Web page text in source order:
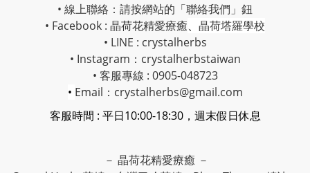
• 線上聯絡：請按網站的「聯絡我們」鈕
• Facebook : 晶荷花精愛療癒、 晶荷塔羅學校
• LINE : crystalherbs
• Instagram： crystalherbstaiwan
• 客服專線 : 0905-048723
• Email：crystalherbs@gmail.com
客服時間 : 平日10:00-18:30，週末假日休息
－ 晶荷花精愛療癒 －